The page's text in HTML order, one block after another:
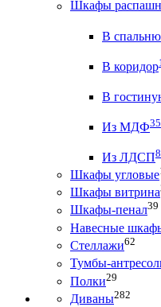
Шкафы
В спальню
В коридор
В
Из МДФ35
Из ЛДСП
Шкафы угловые
Шкафы витрина
Шкафы-пенал39
Навесные
Стеллажи62
Тумбы-
Полки29
Диваны282